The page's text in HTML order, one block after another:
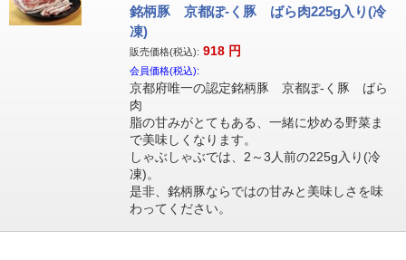
銘柄豚 京都ぽ-く豚 ばら肉225g入り(冷
凍)
販売価格(税込): 918 円
会員価格(税込):
京都府唯一の認定銘柄豚 京都ぽ-く豚 ばら
肉
脂の甘みがとてもある、一緒に炒める野菜ま
で美味しくなります。
しゃぶしゃぶでは、2～3人前の225g入り(冷
凍)。
是非、銘柄豚ならではの甘みと美味しさを味
わってください。